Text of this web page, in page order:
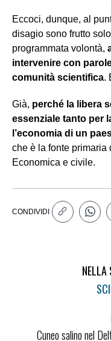
Eccoci, dunque, al
disagio sono frutto
programmata volontà,
intervenire con
comunità scientifica.
Già, perché la libera
essenziale tanto per
l’economia di un
che è la fonte
Economica e civile.
CONDIVIDI
NELLA
Cuneo salino nel